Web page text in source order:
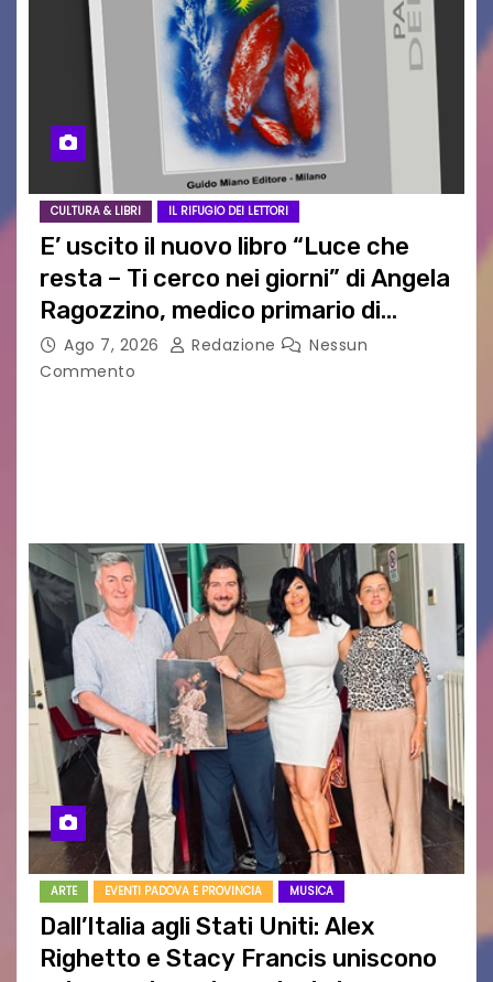
CULTURA & LIBRI IL RIFUGIO DEI LETTORI
E’ uscito il nuovo libro “Luce che
resta – Ti cerco nei giorni” di Angela
Ragozzino, medico primario di
Capua
Ago 7, 2026 Redazione
Nessun
Commento
ARTE EVENTI PADOVA E PROVINCIA MUSICA
Dall’Italia agli Stati Uniti: Alex
Righetto e Stacy Francis uniscono